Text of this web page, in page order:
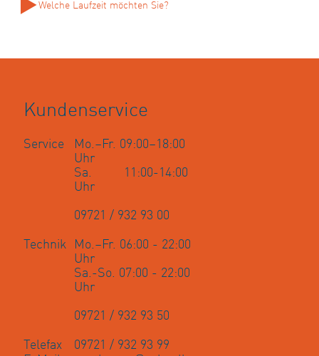
Welche Laufzeit möchten Sie?
Kundenservice
Service
Mo.–Fr. 09:00–18:00
Uhr
Sa. 11:00-14:00
Uhr
09721 / 932 93 00
Technik
Mo.–Fr. 06:00 - 22:00
Uhr
Sa.-So. 07:00 - 22:00
Uhr
09721 / 932 93 50
Telefax
09721 / 932 93 99